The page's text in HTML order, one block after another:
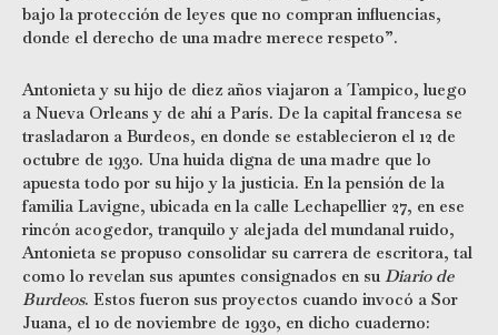
bajo la protección de leyes que no compran influencias,
donde el derecho de una madre merece respeto”.
Antonieta y su hijo de diez años viajaron a Tampico, luego
a Nueva Orleans y de ahí a París. De la capital francesa se
trasladaron a Burdeos, en donde se establecieron el 12 de
octubre de 1930. Una huida digna de una madre que lo
apuesta todo por su hijo y la justicia. En la pensión de la
familia Lavigne, ubicada en la calle Lechapellier 27, en ese
rincón acogedor, tranquilo y alejada del mundanal ruido,
Antonieta se propuso consolidar su carrera de escritora, tal
como lo revelan sus apuntes consignados en su Diario de
Burdeos. Estos fueron sus proyectos cuando invocó a Sor
Juana, el 10 de noviembre de 1930, en dicho cuaderno: